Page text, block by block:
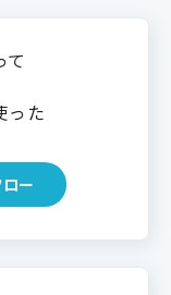
て
った
ー